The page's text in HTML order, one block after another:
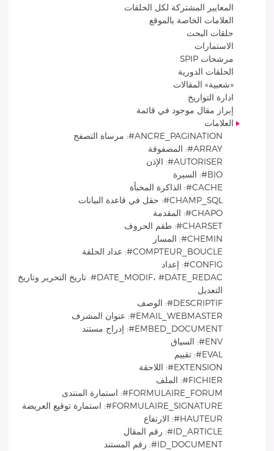
المعايير المشتركة لكل الحلقات
العلامات الخاصة بالموقع
حلقات البحث
الاستمارات
مرشحات SPIP
الحلقات الدورية
«شعبية» المقالات
ادارة التواريخ
إبراز مقال موجود في قائمة
العلامات
ANCRE_PAGINATION#: مرساة التصفح
ARRAY#: المصفوفة
AUTORISER#: الإذن
BIO#: السيرة
CACHE#: الذاكرة المخبأة
CHAMP_SQL#: حقل في قاعدة البيانات
CHAPO#: المقدمة
CHARSET#: طقم الحروف
CHEMIN#: المسار
COMPTEUR_BOUCLE#: عداد الحلقة
CONFIG#: إعداد
DATE_MODIF، #DATE_REDAC#: تاريخ التحرير وتاريخ
التعديل
DESCRIPTIF#: الوصف
EMAIL_WEBMASTER#: عنوان المشرف
EMBED_DOCUMENT#: إدراج مستند
ENV#: السياق
EVAL#: تقييم
EXTENSION#: اللاحقة
FICHIER#: الملف
FORMULAIRE_FORUM#: استمارة المنتدى
FORMULAIRE_SIGNATURE#: استمارة توقيع العريضة
HAUTEUR#: الارتفاع
ID_ARTICLE#: رقم المقال
ID_DOCUMENT#: رقم المستند